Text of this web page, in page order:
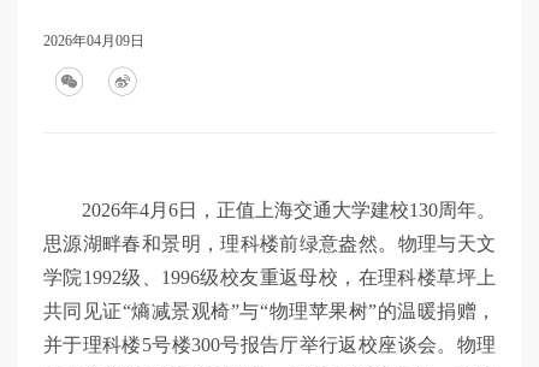
2026年04月09日
2026年4月6日，正值上海交通大学建校130周年。
思源湖畔春和景明，理科楼前绿意盎然。物理与天文
学院1992级、1996级校友重返母校，在理科楼草坪上
共同见证“熵减景观椅”与“物理苹果树”的温暖捐赠，
并于理科楼5号楼300号报告厅举行返校座谈会。物理